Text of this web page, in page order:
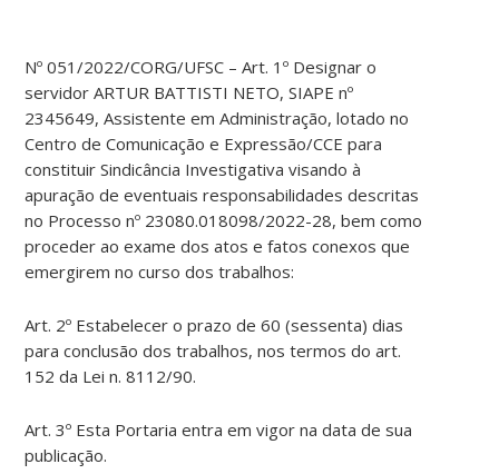
Nº 051/2022/CORG/UFSC – Art. 1º Designar o
servidor ARTUR BATTISTI NETO, SIAPE nº
2345649, Assistente em Administração, lotado no
Centro de Comunicação e Expressão/CCE para
constituir Sindicância Investigativa visando à
apuração de eventuais responsabilidades descritas
no Processo nº 23080.018098/2022-28, bem como
proceder ao exame dos atos e fatos conexos que
emergirem no curso dos trabalhos:
Art. 2º Estabelecer o prazo de 60 (sessenta) dias
para conclusão dos trabalhos, nos termos do art.
152 da Lei n. 8112/90.
Art. 3º Esta Portaria entra em vigor na data de sua
publicação.